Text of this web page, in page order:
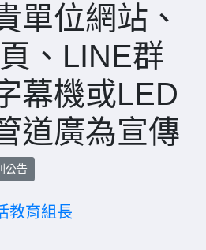
單位網站、
、LINE群
幕機或LED
道廣為宣傳
公告
教育組長